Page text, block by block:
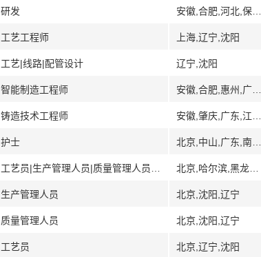
研发
工艺工程师 上海,辽宁,沈阳
工艺|线路|配管设计 辽宁,沈阳
智能制造工程师
铸造技术工程师
护士
生产管理人员 北京,沈阳,辽宁
质量管理人员 北京,沈阳,辽宁
工艺员 北京,辽宁,沈阳